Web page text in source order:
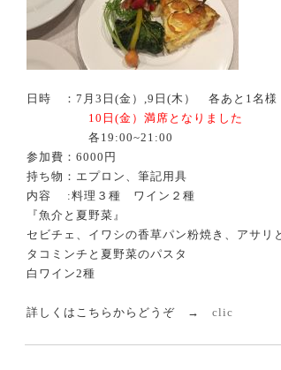
日時 ：7月3日(金）,9日(木） 各あと1名様
10日(金）満席となりました
各19:00~21:00
参加費：6000円
持ち物：エプロン、筆記用具
内容 :料理３種 ワイン２種
『魚介と夏野菜』
セビチェ、イワシの香草パン粉焼き、アサリ
タコミンチと夏野菜のパスタ
白ワイン2種
詳しくはこちらからどうぞ → clic